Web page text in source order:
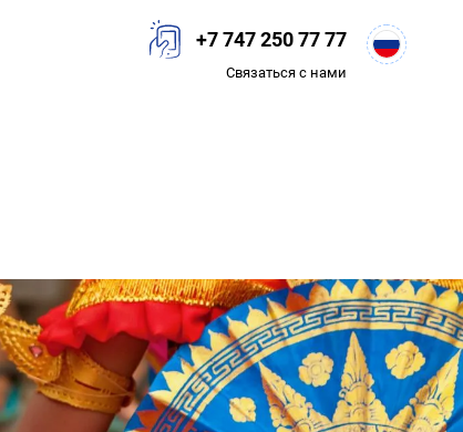
+7 747 250 77 77
Связаться с нами